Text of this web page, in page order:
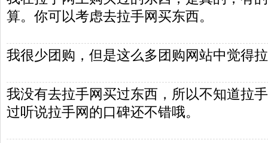
算。你可以考虑去拉手网买东西。
我很少团购，但是这么多团购网站中觉得
我没有去拉手网买过东西，所以不知道拉
过听说拉手网的口碑还不错哦。